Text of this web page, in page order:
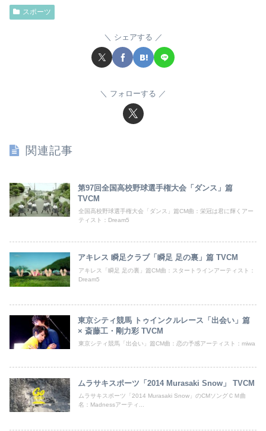
スポーツ
シェアする
フォローする
関連記事
第97回全国高校野球選手権大会「ダンス」篇
TVCM
全国高校野球選手権大会「ダンス」篇CM曲：栄冠は君に輝くアー
ティスト：Dream5
アキレス 瞬足クラブ「瞬足 足の裏」篇 TVCM
アキレス「瞬足 足の裏」篇CM曲：スタートラインアーティスト：
Dream5
東京シティ競馬 トゥインクルレース「出会い」篇
× 斎藤工・剛力彩 TVCM
東京シティ競馬「出会い」篇CM曲：恋の予感アーティスト：miwa
ムラサキスポーツ「2014 Murasaki Snow」 TVCM
ムラサキスポーツ「2014 Murasaki Snow」のCMソングＣＭ曲
名：Madnessアーティ...